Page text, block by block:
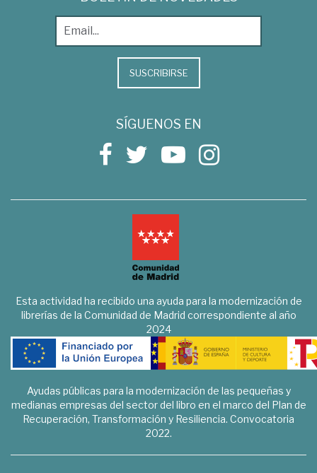
SUSCRIBIRSE
SÍGUENOS EN
Esta actividad ha recibido una ayuda para la modernización de
librerías de la Comunidad de Madrid correspondiente al año
2024
Ayudas públicas para la modernización de las pequeñas y
medianas empresas del sector del libro en el marco del Plan de
Recuperación, Transformación y Resiliencia. Convocatoria
2022.